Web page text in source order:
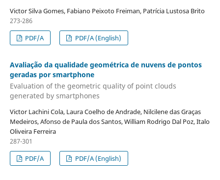
Victor Silva Gomes, Fabiano Peixoto Freiman, Patrícia Lustosa Brito
273-286
PDF/A
PDF/A (English)
Avaliação da qualidade geométrica de nuvens de pontos
geradas por smartphone
Evaluation of the geometric quality of point clouds
generated by smartphones
Victor Lachini Cola, Laura Coelho de Andrade, Nilcilene das Graças
Medeiros, Afonso de Paula dos Santos, William Rodrigo Dal Poz, Italo
Oliveira Ferreira
287-301
PDF/A
PDF/A (English)